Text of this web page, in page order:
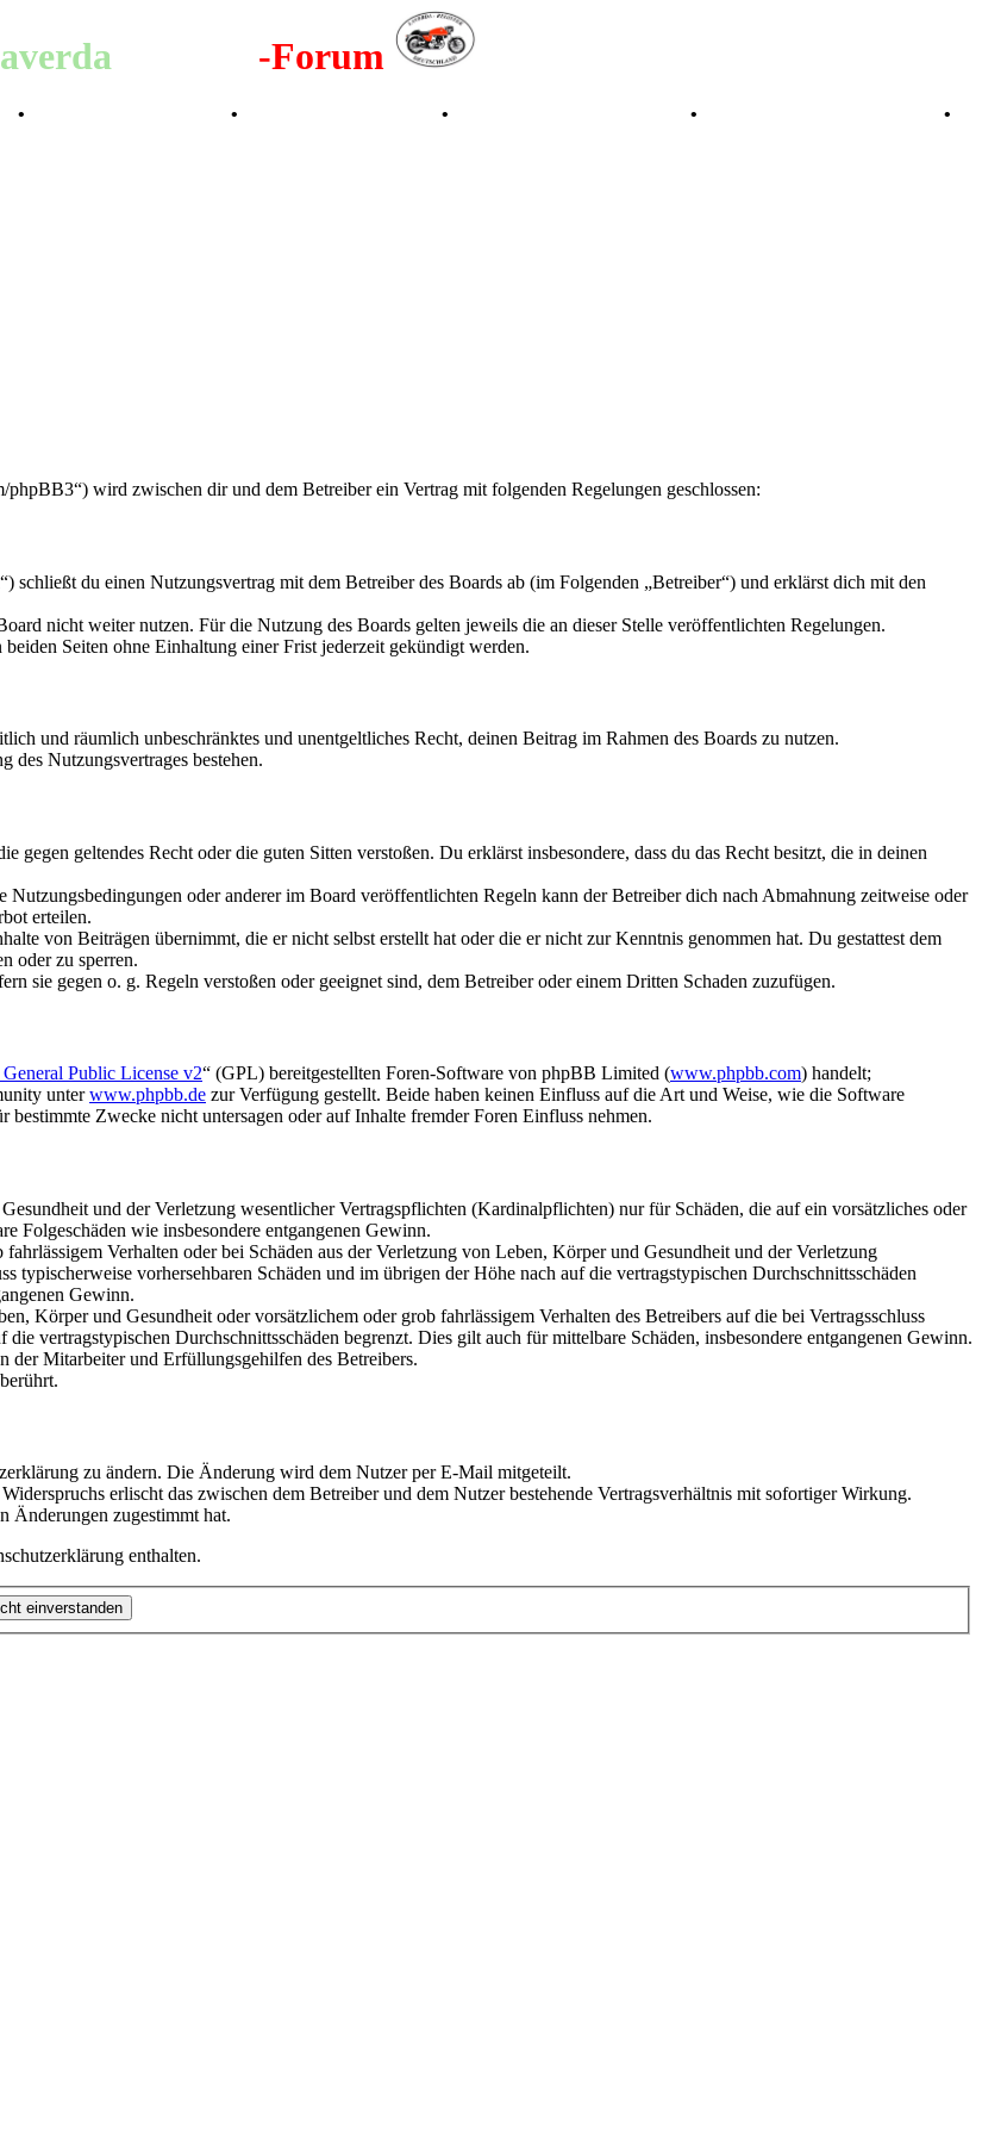
-Forum
• • • •
•
wird zwischen dir und dem Betreiber ein Vertrag mit folgenden Regelungen geschlossen:
du einen Nutzungsvertrag mit dem Betreiber des Boards ab (im Folgenden „Betreiber“) und erklärst dich mit den
nicht weiter nutzen. Für die Nutzung des Boards gelten jeweils die an dieser Stelle veröffentlichten Regelungen.
Seiten ohne Einhaltung einer Frist jederzeit gekündigt werden.
und räumlich unbeschränktes und unentgeltliches Recht, deinen Beitrag im Rahmen des Boards zu nutzen.
des Nutzungsvertrages bestehen.
gegen geltendes Recht oder die guten Sitten verstoßen. Du erklärst insbesondere, dass du das Recht besitzt, die in deinen
Nutzungsbedingungen oder anderer im Board veröffentlichten Regeln kann der Betreiber dich nach Abmahnung zeitweise oder
erteilen.
von Beiträgen übernimmt, die er nicht selbst erstellt hat oder die er nicht zur Kenntnis genommen hat. Du gestattest dem
oder zu sperren.
sie gegen o. g. Regeln verstoßen oder geeignet sind, dem Betreiber oder einem Dritten Schaden zuzufügen.
Public License v2“ (GPL) bereitgestellten Foren-Software von phpBB Limited (www.phpbb.com) handelt;
unterwww.phpbb.de zur Verfügung gestellt. Beide haben keinen Einfluss auf die Art und Weise, wie die Software
Zwecke nicht untersagen oder auf Inhalte fremder Foren Einfluss nehmen.
und der Verletzung wesentlicher Vertragspflichten (Kardinalpflichten) nur für Schäden, die auf ein vorsätzliches oder
Folgeschäden wie insbesondere entgangenen Gewinn.
Verhalten oder bei Schäden aus der Verletzung von Leben, Körper und Gesundheit und der Verletzung
vorhersehbaren Schäden und im übrigen der Höhe nach auf die vertragstypischen Durchschnittsschäden
Gewinn.
Körper und Gesundheit oder vorsätzlichem oder grob fahrlässigem Verhalten des Betreibers auf die bei Vertragsschluss
vertragstypischen Durchschnittsschäden begrenzt. Dies gilt auch für mittelbare Schäden, insbesondere entgangenen Gewinn.
der Mitarbeiter und Erfüllungsgehilfen des Betreibers.
zu ändern. Die Änderung wird dem Nutzer per E-Mail mitgeteilt.
erlischt das zwischen dem Betreiber und dem Nutzer bestehende Vertragsverhältnis mit sofortiger Wirkung.
Änderungen zugestimmt hat.
enthalten.